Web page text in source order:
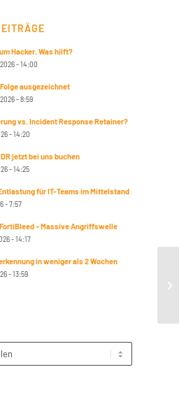
Hacker. Was hilft?
- 14:00
Folge ausgezeichnet
- 8:59
vs. Incident Response Retainer?
- 14:20
jetzt bei uns buchen
- 14:25
für IT-Teams im Mittelstand
- 7:57
– Massive Angriffswelle
- 14:17
in weniger als 2 Wochen
- 13:59